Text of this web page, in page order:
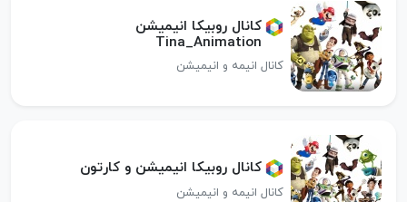
کانال روبیکا ️انیمیشن️
Tina_Animation
کانال انیمه و انیمیشن
کانال روبیکا انیمیشن و کارتون
کانال انیمه و انیمیشن